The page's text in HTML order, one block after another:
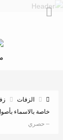
الزفات
خاصة بالاسماء
– حصري